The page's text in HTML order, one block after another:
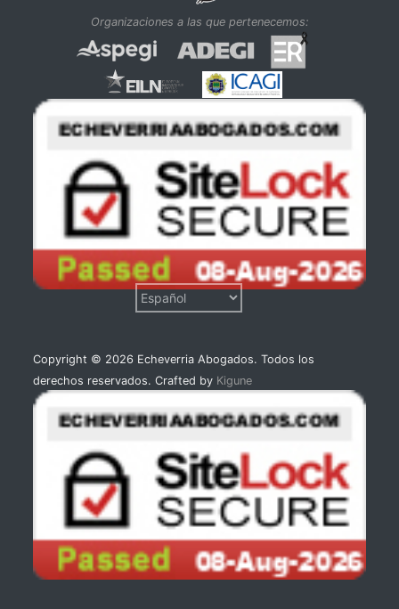
Organizaciones a las que pertenecemos:
Copyright © 2026 Echeverria Abogados. Todos los
derechos reservados. Crafted by Kigune